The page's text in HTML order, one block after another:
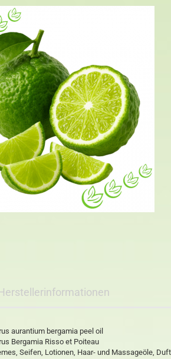
aurantium bergamia peel oil
Bergamia Risso et Poiteau
Seifen, Lotionen, Haar- und Massageöle,